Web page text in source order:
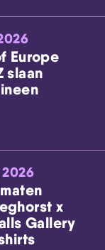
Europe
slaan
2026
x
Gallery